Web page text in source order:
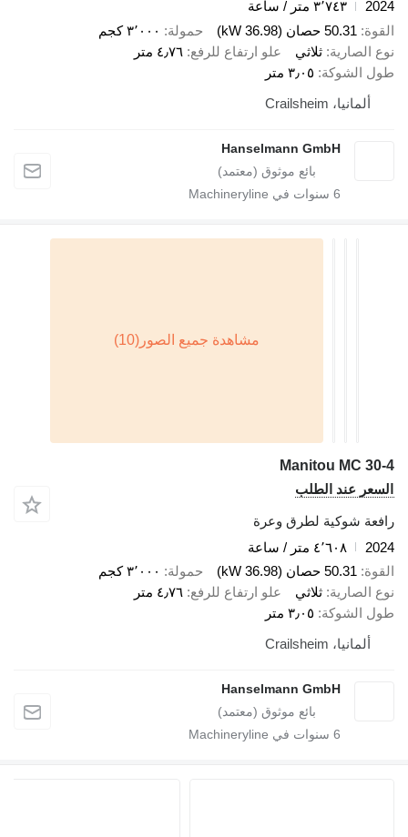
2024
٣٬٧٤٣ متر / ساعة
القوة 50.31 حصان (36.98 kW) حمولة
٣٬٠٠٠ كجم
نوع الصارية ثلاثي علو ارتفاع للرفع ٤٫٧٦ متر
طول الشوكة ٣٫٠٥ متر
ألمانيا، Crailsheim
Hanselmann GmbH
6 سنوات في Machineryline
Manitou MC 30-4
السعر عند الطلب
رافعة شوكية لطرق وعرة
2024
٤٬٦٠٨ متر / ساعة
القوة 50.31 حصان (36.98 kW) حمولة
٣٬٠٠٠ كجم
نوع الصارية ثلاثي علو ارتفاع للرفع ٤٫٧٦ متر
طول الشوكة ٣٫٠٥ متر
ألمانيا، Crailsheim
Hanselmann GmbH
6 سنوات في Machineryline